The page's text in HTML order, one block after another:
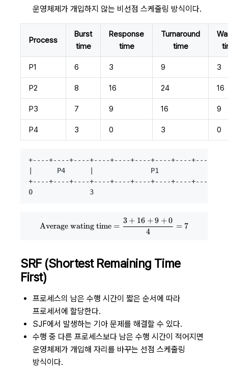
운영체제가 개입하지 않는 비선점 스케줄링 방식이다.
Process
Burst
time
Response
time
Turnaround
time
P1 6 3 9 3
P2 8 16 24 16
P3 7 9 16 9
P4 3 0 3 0
+----+----+----+----+----+----+----+----+----
|      P4      |              P1
+----+----+----+----+----+----+----+----+----
\text{Average wating time} =
Average wating time =
4
3 + 16 +9 +0
= 7
SRF (Shortest Remaining Time
First)
프로세스의 남은 수행 시간이 짧은 순서에 따라
프로세서에 할당한다.
SJF에서 발생하는 기아 문제를 해결할 수 있다.
수행 중 다른 프로세스보다 남은 수행 시간이 적어지면
운영체제가 개입해 자리를 바꾸는 선점 스케줄링
방식이다.